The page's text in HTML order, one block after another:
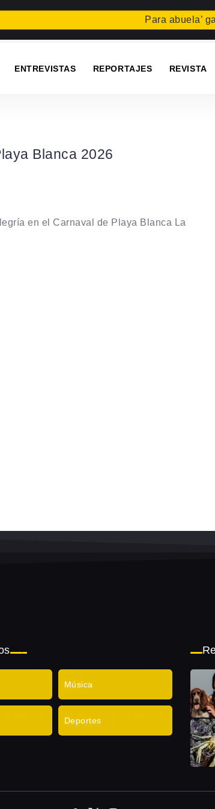
Para abuela’
ENTREVISTAS REPORTAJES REVISTA
Blanca 2026
en el Carnaval de Playa Blanca La
Música
Deportes